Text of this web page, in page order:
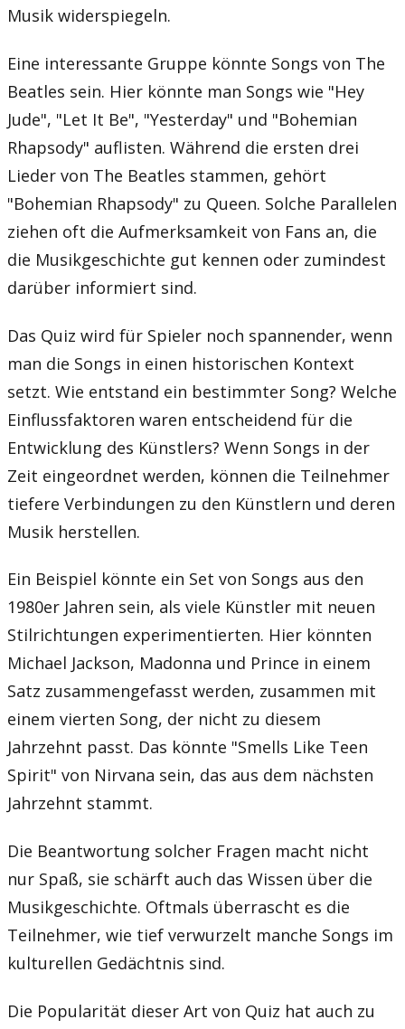
Musik widerspiegeln.
Eine interessante Gruppe könnte Songs von The
Beatles sein. Hier könnte man Songs wie "Hey
Jude", "Let It Be", "Yesterday" und "Bohemian
Rhapsody" auflisten. Während die ersten drei
Lieder von The Beatles stammen, gehört
"Bohemian Rhapsody" zu Queen. Solche Parallelen
ziehen oft die Aufmerksamkeit von Fans an, die
die Musikgeschichte gut kennen oder zumindest
darüber informiert sind.
Das Quiz wird für Spieler noch spannender, wenn
man die Songs in einen historischen Kontext
setzt. Wie entstand ein bestimmter Song? Welche
Einflussfaktoren waren entscheidend für die
Entwicklung des Künstlers? Wenn Songs in der
Zeit eingeordnet werden, können die Teilnehmer
tiefere Verbindungen zu den Künstlern und deren
Musik herstellen.
Ein Beispiel könnte ein Set von Songs aus den
1980er Jahren sein, als viele Künstler mit neuen
Stilrichtungen experimentierten. Hier könnten
Michael Jackson, Madonna und Prince in einem
Satz zusammengefasst werden, zusammen mit
einem vierten Song, der nicht zu diesem
Jahrzehnt passt. Das könnte "Smells Like Teen
Spirit" von Nirvana sein, das aus dem nächsten
Jahrzehnt stammt.
Die Beantwortung solcher Fragen macht nicht
nur Spaß, sie schärft auch das Wissen über die
Musikgeschichte. Oftmals überrascht es die
Teilnehmer, wie tief verwurzelt manche Songs im
kulturellen Gedächtnis sind.
Die Popularität dieser Art von Quiz hat auch zu